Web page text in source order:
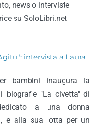
news o interviste
su SoloLibri.net
intervista a Laura
bambini inaugura la
biografie "La civetta" di
a una donna
e alla sua lotta per un